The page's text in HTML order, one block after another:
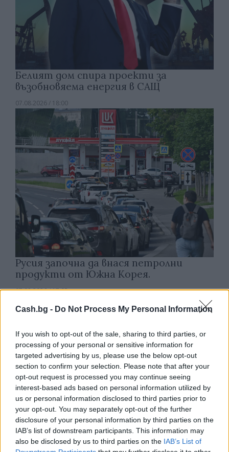
Cash.bg - Do Not Process My Personal Information
If you wish to opt-out of the sale, sharing to third parties, or
processing of your personal or sensitive information for
targeted advertising by us, please use the below opt-out
section to confirm your selection. Please note that after your
opt-out request is processed you may continue seeing
interest-based ads based on personal information utilized by
us or personal information disclosed to third parties prior to
your opt-out. You may separately opt-out of the further
disclosure of your personal information by third parties on the
IAB’s list of downstream participants. This information may
also be disclosed by us to third parties on the IAB’s List of
Белият дом спира проекти за
възобновяема енергия в САЩ
07.08.2026 / 18:00
Русия започна да внася петролни
продукти от Южна Корея.
07.08.2026 / 17:05